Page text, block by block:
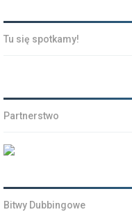
Tu się spotkamy!
Partnerstwo
Bitwy Dubbingowe